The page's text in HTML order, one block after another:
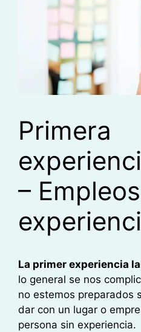
Primera
–
La primer experiencia
lo general se nos
no estemos preparados
dar con un lugar o
persona sin experiencia.